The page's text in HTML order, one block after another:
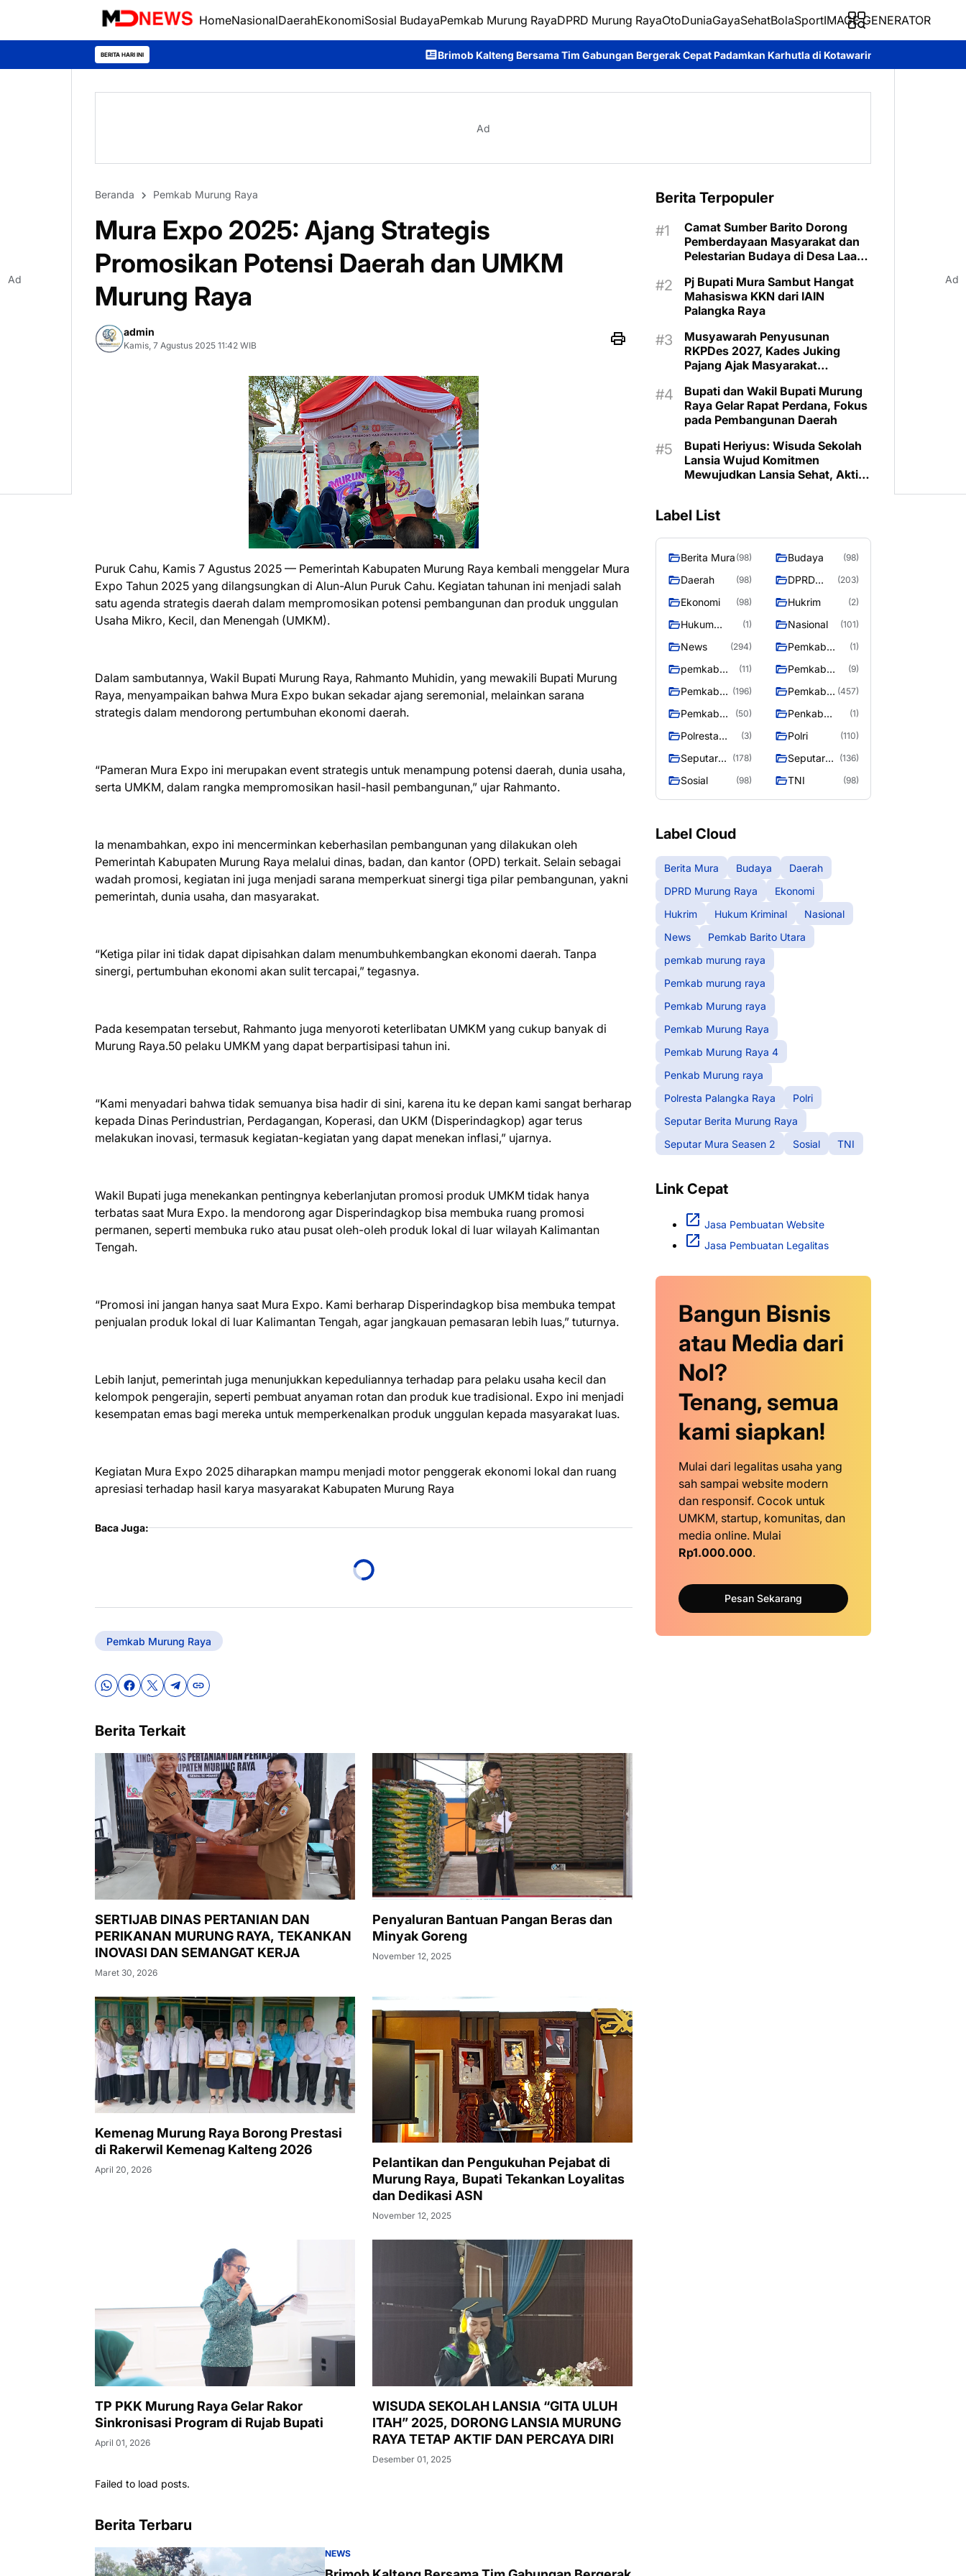
HomeNasionalDaerahEkonomiSosial BudayaPemkab Murung RayaDPRD Murung RayaOtoDuniaGayaSehatBolaSportIMAGE GENERATOR
BERITA HARI INI Brimob Kalteng Bersama Tim Gabungan Bergerak Cepat Padamkan Karhutla di Kotawaringin Timur Pemkab Murung Raya
Ad
Beranda Pemkab Murung Raya
Mura Expo 2025: Ajang Strategis
Promosikan Potensi Daerah dan UMKM
Murung Raya
admin
Kamis, 7 Agustus 2025 11:42 WIB
Puruk Cahu, Kamis 7 Agustus 2025 — Pemerintah Kabupaten Murung Raya kembali menggelar Mura
Expo Tahun 2025 yang dilangsungkan di Alun-Alun Puruk Cahu. Kegiatan tahunan ini menjadi salah
satu agenda strategis daerah dalam mempromosikan potensi pembangunan dan produk unggulan
Usaha Mikro, Kecil, dan Menengah (UMKM).
Dalam sambutannya, Wakil Bupati Murung Raya, Rahmanto Muhidin, yang mewakili Bupati Murung
Raya, menyampaikan bahwa Mura Expo bukan sekadar ajang seremonial, melainkan sarana
strategis dalam mendorong pertumbuhan ekonomi daerah.
“Pameran Mura Expo ini merupakan event strategis untuk menampung potensi daerah, dunia usaha,
serta UMKM, dalam rangka mempromosikan hasil-hasil pembangunan,” ujar Rahmanto.
Ia menambahkan, expo ini mencerminkan keberhasilan pembangunan yang dilakukan oleh
Pemerintah Kabupaten Murung Raya melalui dinas, badan, dan kantor (OPD) terkait. Selain sebagai
wadah promosi, kegiatan ini juga menjadi sarana memperkuat sinergi tiga pilar pembangunan, yakni
pemerintah, dunia usaha, dan masyarakat.
“Ketiga pilar ini tidak dapat dipisahkan dalam menumbuhkembangkan ekonomi daerah. Tanpa
sinergi, pertumbuhan ekonomi akan sulit tercapai,” tegasnya.
Pada kesempatan tersebut, Rahmanto juga menyoroti keterlibatan UMKM yang cukup banyak di
Murung Raya.50 pelaku UMKM yang dapat berpartisipasi tahun ini.
“Kami menyadari bahwa tidak semuanya bisa hadir di sini, karena itu ke depan kami sangat berharap
kepada Dinas Perindustrian, Perdagangan, Koperasi, dan UKM (Disperindagkop) agar terus
melakukan inovasi, termasuk kegiatan-kegiatan yang dapat menekan inflasi,” ujarnya.
Wakil Bupati juga menekankan pentingnya keberlanjutan promosi produk UMKM tidak hanya
terbatas saat Mura Expo. Ia mendorong agar Disperindagkop bisa membuka ruang promosi
permanen, seperti membuka ruko atau pusat oleh-oleh produk lokal di luar wilayah Kalimantan
Tengah.
“Promosi ini jangan hanya saat Mura Expo. Kami berharap Disperindagkop bisa membuka tempat
penjualan produk lokal di luar Kalimantan Tengah, agar jangkauan pemasaran lebih luas,” tuturnya.
Lebih lanjut, pemerintah juga menunjukkan kepeduliannya terhadap para pelaku usaha kecil dan
kelompok pengerajin, seperti pembuat anyaman rotan dan produk kue tradisional. Expo ini menjadi
kesempatan emas bagi mereka untuk memperkenalkan produk unggulan kepada masyarakat luas.
Kegiatan Mura Expo 2025 diharapkan mampu menjadi motor penggerak ekonomi lokal dan ruang
apresiasi terhadap hasil karya masyarakat Kabupaten Murung Raya
Baca Juga:
Pemkab Murung Raya
Berita Terkait
SERTIJAB DINAS PERTANIAN DAN
PERIKANAN MURUNG RAYA, TEKANKAN
INOVASI DAN SEMANGAT KERJA
Maret 30, 2026
Penyaluran Bantuan Pangan Beras dan
Minyak Goreng
November 12, 2025
Kemenag Murung Raya Borong Prestasi
di Rakerwil Kemenag Kalteng 2026
April 20, 2026
Pelantikan dan Pengukuhan Pejabat di
Murung Raya, Bupati Tekankan Loyalitas
dan Dedikasi ASN
November 12, 2025
TP PKK Murung Raya Gelar Rakor
Sinkronisasi Program di Rujab Bupati
April 01, 2026
WISUDA SEKOLAH LANSIA “GITA ULUH
ITAH” 2025, DORONG LANSIA MURUNG
RAYA TETAP AKTIF DAN PERCAYA DIRI
Desember 01, 2025
Failed to load posts.
Berita Terbaru
NEWS
Berita Terpopuler
Camat Sumber Barito Dorong
Pemberdayaan Masyarakat dan
Pelestarian Budaya di Desa Laas
Pj Bupati Mura Sambut Hangat
Mahasiswa KKN dari IAIN
Palangka Raya
Musyawarah Penyusunan
RKPDes 2027, Kades Juking
Pajang Ajak Masyarakat
Kebutuhan
Bupati dan Wakil Bupati Murung
Raya Gelar Rapat Perdana, Fokus
pada Pembangunan Daerah
Bupati Heriyus: Wisuda Sekolah
Lansia Wujud Komitmen
Mewujudkan Lansia Sehat, Aktif,
Label List
Berita Mura (98) Budaya (98)
Daerah (98)
DPRD
Raya
(203)
Ekonomi (98) Hukrim (2)
Hukum
(1) Nasional (101)
News (294)
Pemkab
(1)
pemkab
raya
(11)
Pemkab
murung raya
(9)
Pemkab
raya
(196)
Pemkab
Raya
(457)
Pemkab
Raya 4
(50)
Penkab
Murung raya
(1)
Polresta
Raya
(3) Polri (110)
Seputar
Murung
Raya
(178)
Seputar
Seasen 2
(136)
Sosial (98) TNI (98)
Label Cloud
Berita Mura Budaya
Daerah
DPRD Murung Raya
Ekonomi
Hukrim
Hukum Kriminal
Nasional
News
Pemkab Barito Utara
pemkab murung raya
Pemkab murung raya
Pemkab Murung raya
Pemkab Murung Raya
Pemkab Murung Raya 4
Penkab Murung raya
Polresta Palangka Raya
Polri
Seputar Berita Murung Raya
Seputar Mura Seasen 2
Sosial TNI
Link Cepat
Jasa Pembuatan Website
Jasa Pembuatan Legalitas
Bangun Bisnis
atau Media dari
Nol?
Tenang, semua
kami siapkan!
Mulai dari legalitas usaha yang
sah sampai website modern
dan responsif. Cocok untuk
UMKM, startup, komunitas, dan
media online. Mulai
Rp1.000.000.
Pesan Sekarang
Ad Ad